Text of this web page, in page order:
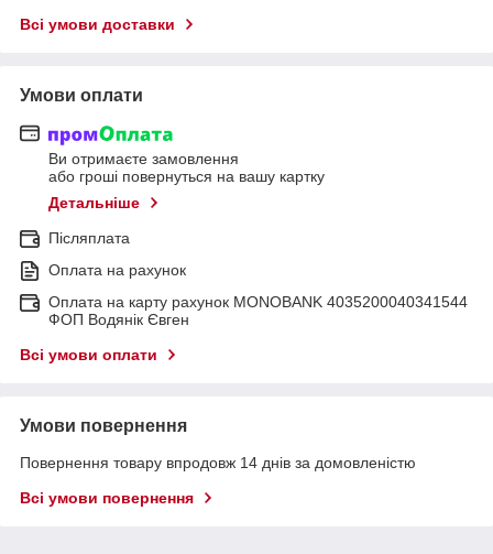
Всі умови доставки
Умови оплати
Ви отримаєте замовлення
або гроші повернуться на вашу картку
Детальніше
Післяплата
Оплата на рахунок
Оплата на карту рахунок MONOBANK 4035200040341544
ФОП Водянік Євген
Всі умови оплати
Умови повернення
Повернення товару впродовж 14 днів за домовленістю
Всі умови повернення